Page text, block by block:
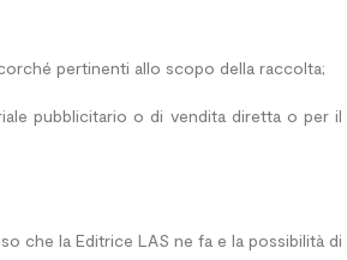
pertinenti allo scopo della raccolta;
pubblicitario o di vendita diretta o per
che la Editrice LAS ne fa e la possibilità